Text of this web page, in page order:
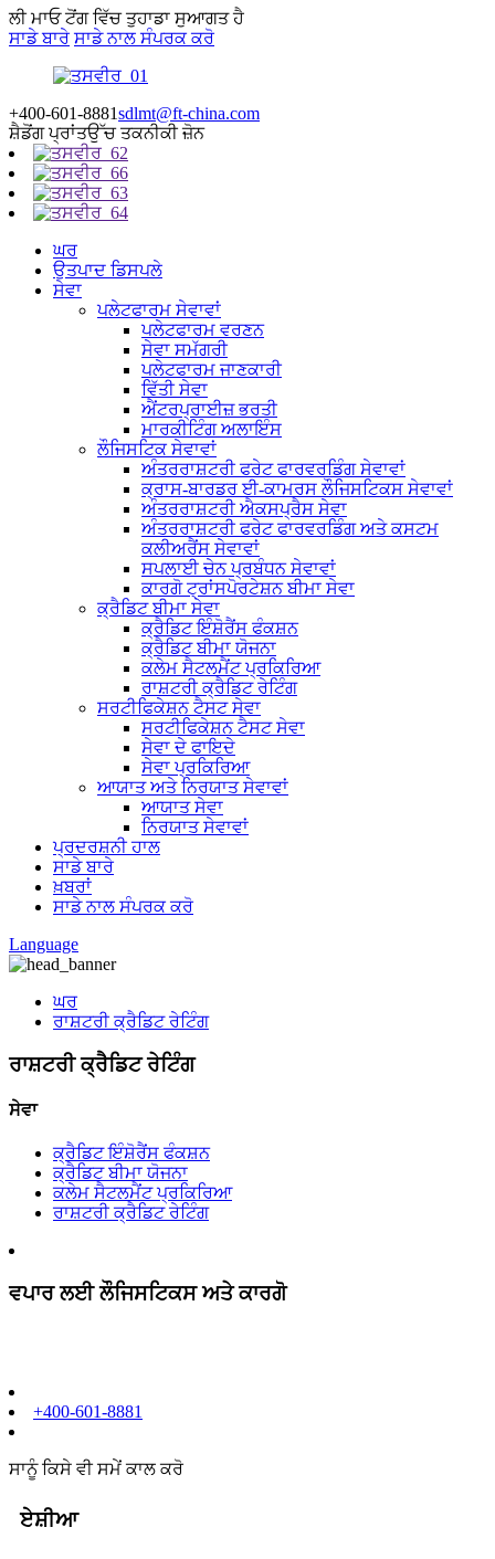
ਲੀ ਮਾਓ ਟੋਂਗ ਵਿੱਚ ਤੁਹਾਡਾ ਸੁਆਗਤ ਹੈ
ਸਾਡੇ ਬਾਰੇ ਸਾਡੇ ਨਾਲ ਸੰਪਰਕ ਕਰੋ
+400-601-8881sdlmt@ft-china.com
ਸ਼ੈਡੋਂਗ ਪ੍ਰਾਂਤਉੱਚ ਤਕਨੀਕੀ ਜ਼ੋਨ
ਘਰ
ਉਤਪਾਦ ਡਿਸਪਲੇ
ਸੇਵਾ
ਪਲੇਟਫਾਰਮ ਸੇਵਾਵਾਂ
ਪਲੇਟਫਾਰਮ ਵਰਣਨ
ਸੇਵਾ ਸਮੱਗਰੀ
ਪਲੇਟਫਾਰਮ ਜਾਣਕਾਰੀ
ਵਿੱਤੀ ਸੇਵਾ
ਐਂਟਰਪ੍ਰਾਈਜ਼ ਭਰਤੀ
ਮਾਰਕੀਟਿੰਗ ਅਲਾਇੰਸ
ਲੌਜਿਸਟਿਕ ਸੇਵਾਵਾਂ
ਅੰਤਰਰਾਸ਼ਟਰੀ ਫਰੇਟ ਫਾਰਵਰਡਿੰਗ ਸੇਵਾਵਾਂ
ਕ੍ਰਾਸ-ਬਾਰਡਰ ਈ-ਕਾਮਰਸ ਲੌਜਿਸਟਿਕਸ ਸੇਵਾਵਾਂ
ਅੰਤਰਰਾਸ਼ਟਰੀ ਐਕਸਪ੍ਰੈਸ ਸੇਵਾ
ਅੰਤਰਰਾਸ਼ਟਰੀ ਫਰੇਟ ਫਾਰਵਰਡਿੰਗ ਅਤੇ ਕਸਟਮ
ਕਲੀਅਰੈਂਸ ਸੇਵਾਵਾਂ
ਸਪਲਾਈ ਚੇਨ ਪ੍ਰਬੰਧਨ ਸੇਵਾਵਾਂ
ਕਾਰਗੋ ਟ੍ਰਾਂਸਪੋਰਟੇਸ਼ਨ ਬੀਮਾ ਸੇਵਾ
ਕ੍ਰੈਡਿਟ ਬੀਮਾ ਸੇਵਾ
ਕ੍ਰੈਡਿਟ ਇੰਸ਼ੋਰੈਂਸ ਫੰਕਸ਼ਨ
ਕ੍ਰੈਡਿਟ ਬੀਮਾ ਯੋਜਨਾ
ਕਲੇਮ ਸੈਟਲਮੈਂਟ ਪ੍ਰਕਿਰਿਆ
ਰਾਸ਼ਟਰੀ ਕ੍ਰੈਡਿਟ ਰੇਟਿੰਗ
ਸਰਟੀਫਿਕੇਸ਼ਨ ਟੈਸਟ ਸੇਵਾ
ਸਰਟੀਫਿਕੇਸ਼ਨ ਟੈਸਟ ਸੇਵਾ
ਸੇਵਾ ਦੇ ਫਾਇਦੇ
ਸੇਵਾ ਪ੍ਰਕਿਰਿਆ
ਆਯਾਤ ਅਤੇ ਨਿਰਯਾਤ ਸੇਵਾਵਾਂ
ਆਯਾਤ ਸੇਵਾ
ਨਿਰਯਾਤ ਸੇਵਾਵਾਂ
ਪ੍ਰਦਰਸ਼ਨੀ ਹਾਲ
ਸਾਡੇ ਬਾਰੇ
ਖ਼ਬਰਾਂ
ਸਾਡੇ ਨਾਲ ਸੰਪਰਕ ਕਰੋ
Language
ਘਰ
ਰਾਸ਼ਟਰੀ ਕ੍ਰੈਡਿਟ ਰੇਟਿੰਗ
ਰਾਸ਼ਟਰੀ ਕ੍ਰੈਡਿਟ ਰੇਟਿੰਗ
ਸੇਵਾ
ਕ੍ਰੈਡਿਟ ਇੰਸ਼ੋਰੈਂਸ ਫੰਕਸ਼ਨ
ਕ੍ਰੈਡਿਟ ਬੀਮਾ ਯੋਜਨਾ
ਕਲੇਮ ਸੈਟਲਮੈਂਟ ਪ੍ਰਕਿਰਿਆ
ਰਾਸ਼ਟਰੀ ਕ੍ਰੈਡਿਟ ਰੇਟਿੰਗ
ਵਪਾਰ ਲਈ ਲੌਜਿਸਟਿਕਸ ਅਤੇ ਕਾਰਗੋ
+400-601-8881
ਸਾਨੂੰ ਕਿਸੇ ਵੀ ਸਮੇਂ ਕਾਲ ਕਰੋ
ਏਸ਼ੀਆ